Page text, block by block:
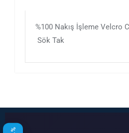
%100 Nakış İşleme Velcro
Sök Tak